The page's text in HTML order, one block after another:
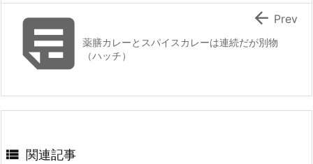
薬膳カレーとスパイスカレーは連続だが別物
（ハッチ）
 Prev
 関連記事